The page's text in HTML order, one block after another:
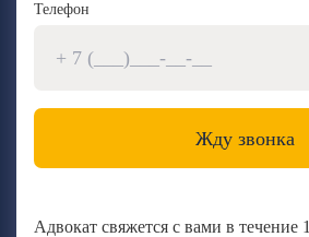
Телефон
Адвокат свяжется с вами в